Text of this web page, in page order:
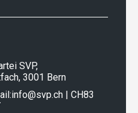
SVP,
3001 Bern
info@svp.ch | CH83